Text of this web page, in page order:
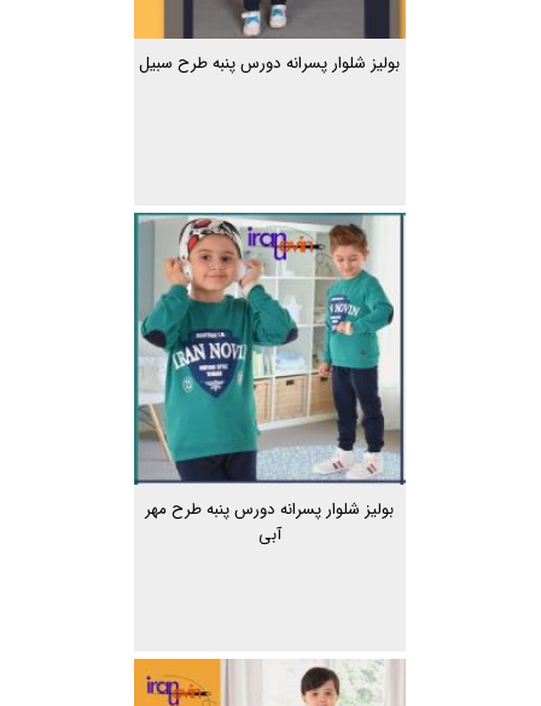
بولیز شلوار پسرانه دورس پنبه طرح سبیل
بولیز شلوار پسرانه دورس پنبه طرح مهر
آبی